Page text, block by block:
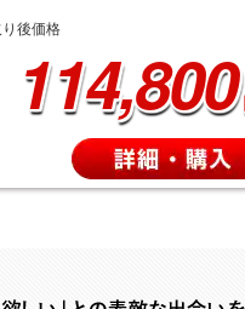
後価格
114,800